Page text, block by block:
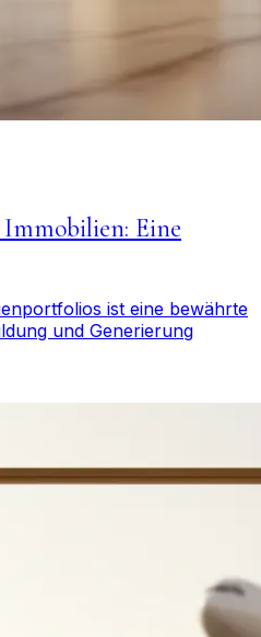
Eine
ist eine bewährte
und Generierung